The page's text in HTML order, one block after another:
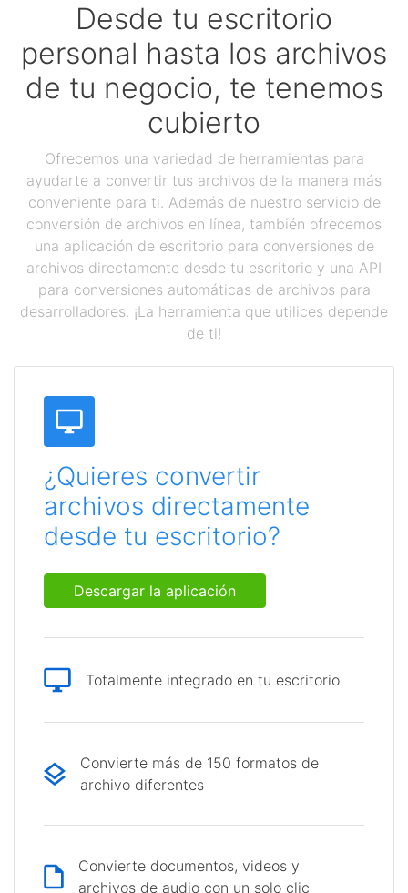
Desde tu escritorio
personal hasta los archivos
de tu negocio, te tenemos
cubierto
Ofrecemos una variedad de herramientas para
ayudarte a convertir tus archivos de la manera más
conveniente para ti. Además de nuestro servicio de
conversión de archivos en línea, también ofrecemos
una aplicación de escritorio para conversiones de
archivos directamente desde tu escritorio y una API
para conversiones automáticas de archivos para
desarrolladores. ¡La herramienta que utilices depende
de ti!
¿Quieres convertir
archivos directamente
desde tu escritorio?
Descargar la aplicación
Totalmente integrado en tu escritorio
Convierte más de 150 formatos de
archivo diferentes
Convierte documentos, videos y
archivos de audio con un solo clic